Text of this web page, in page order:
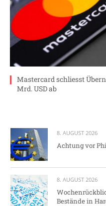
Mastercard schliesst
Mrd. USD ab
8. AUGUST 2026
Achtung vor
8. AUGUST 2026
Bestände in